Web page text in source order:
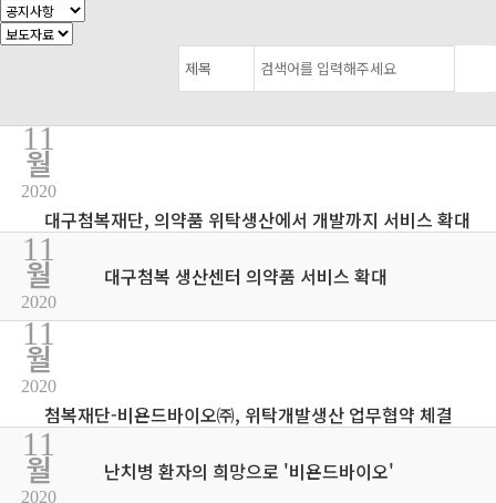
11
월
2020
대구첨복재단, 의약품 위탁생산에서 개발까지 서비스 확대
11
월
2020
대구첨복 생산센터 의약품 서비스 확대
11
월
2020
첨복재단-비욘드바이오㈜, 위탁개발생산 업무협약 체결
11
월
2020
난치병 환자의 희망으로 '비욘드바이오'